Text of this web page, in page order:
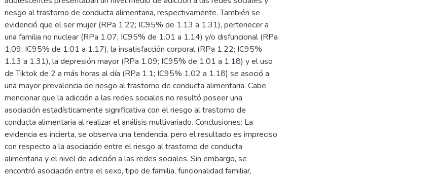
riesgo al trastorno de conducta alimentaria, respectivamente. También se
evidenció que el ser mujer (RPa 1.22; IC95% de 1.13 a 1.31), pertenecer a
una familia no nuclear (RPa 1.07; IC95% de 1.01 a 1.14) y/o disfuncional (RPa
1.09; IC95% de 1.01 a 1.17), la insatisfacción corporal (RPa 1.22; IC95%
1.13 a 1.31), la depresión mayor (RPa 1.09; IC95% de 1.01 a 1.18) y el uso
de Tiktok de 2 a más horas al día (RPa 1.1; IC95% 1.02 a 1.18) se asoció a
una mayor prevalencia de riesgo al trastorno de conducta alimentaria. Cabe
mencionar que la adicción a las redes sociales no resultó poseer una
asociación estadísticamente significativa con el riesgo al trastorno de
conducta alimentaria al realizar el análisis multivariado. Conclusiones: La
evidencia es incierta, se observa una tendencia, pero el resultado es impreciso
con respecto a la asociación entre el riesgo al trastorno de conducta
alimentaria y el nivel de adicción a las redes sociales. Sin embargo, se
encontró asociación entre el sexo, tipo de familia, funcionalidad familiar,